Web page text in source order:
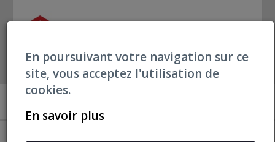
En poursuivant votre navigation sur ce
site, vous acceptez l'utilisation de
cookies.
En savoir plus
Open datBIM
Mentions Légales